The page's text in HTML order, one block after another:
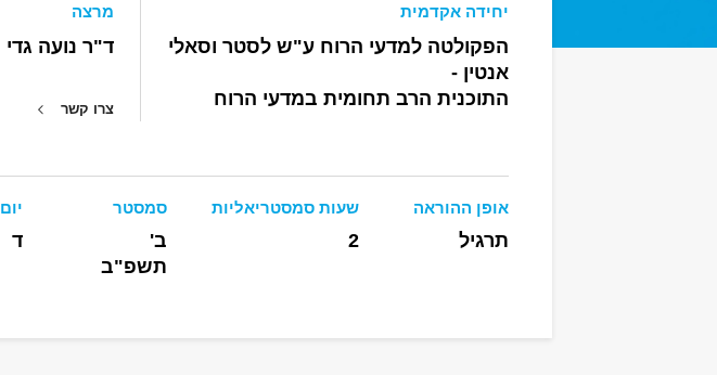
יחידה אקדמית
הפקולטה למדעי הרוח ע"ש לסטר וסאלי
אנטין -
התוכנית הרב תחומית במדעי הרוח
מרצה
ד"ר נועה גדי
צרו קשר
אופן ההוראה
תרגיל
שעות סמסטריאליות
2
סמסטר
ב'
תשפ"ב
יום
ד